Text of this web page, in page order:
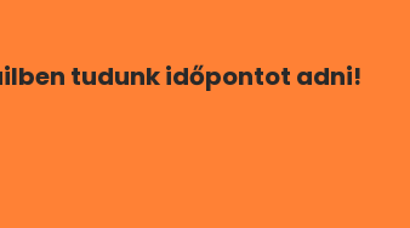
tudunk időpontot adni!